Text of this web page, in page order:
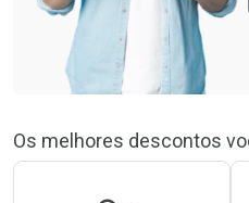
Os melhores descontos